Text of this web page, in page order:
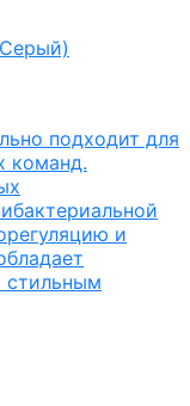
подходит для
команд.
и
стильным